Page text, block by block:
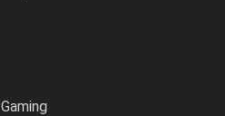
Gaming